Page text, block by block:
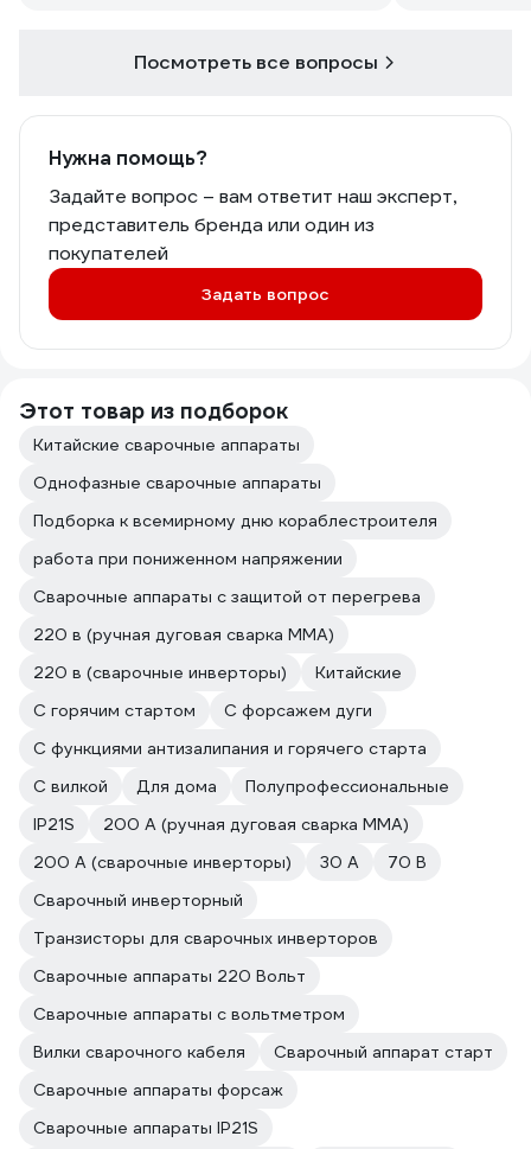
такая разница? Диаметр электрода
- 1 мм?
Посмотреть все вопросы
Нужна помощь?
Задайте вопрос – вам ответит наш эксперт,
представитель бренда или один из
покупателей
Задать вопрос
Этот товар из подборок
Китайские сварочные аппараты
Однофазные сварочные аппараты
Подборка к всемирному дню кораблестроителя
работа при пониженном напряжении
Сварочные аппараты с защитой от перегрева
220 в (ручная дуговая сварка MMA)
220 в (сварочные инверторы)
Китайские
С горячим стартом
С форсажем дуги
С функциями антизалипания и горячего старта
С вилкой
Для дома
Полупрофессиональные
IP21S
200 А (ручная дуговая сварка MMA)
200 А (сварочные инверторы)
30 А
70 В
Сварочный инверторный
Транзисторы для сварочных инверторов
Сварочные аппараты 220 Вольт
Сварочные аппараты с вольтметром
Вилки сварочного кабеля
Сварочный аппарат старт
Сварочные аппараты форсаж
Сварочные аппараты IP21S